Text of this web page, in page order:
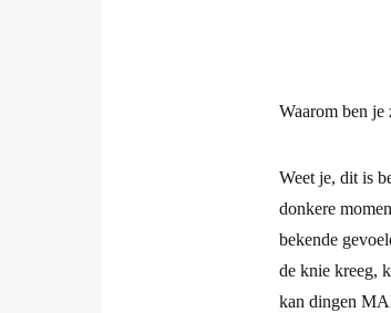
Weet je, dit is
donkere
bekende
de knie kreeg,